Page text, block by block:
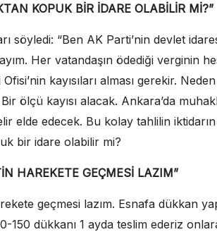
KOPUK BİR İDARE OLABİLİR Mİ?”
söyledi: “Ben AK Parti’nin devlet
Her vatandaşın ödediği verginin
kayısıları alması gerekir.
ölçü kayısı alacak. Ankara’da
elde edecek. Bu kolay tahlilin
bir idare olabilir mi?
HAREKETE GEÇMESİ LAZIM”
geçmesi lazım. Esnafa dükkan
150 dükkanı 1 ayda teslim ederiz